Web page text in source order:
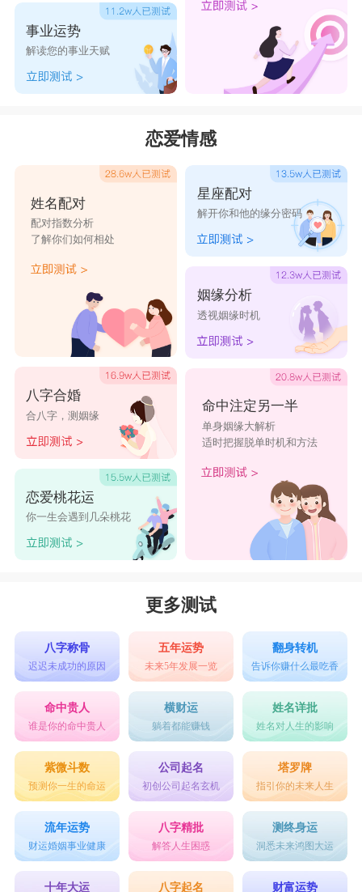
进而束缚水瓶男，引发更大的争吵。
天蝎女和水瓶男谈恋爱，首先都要想清楚自己
相处过程当中虽然两人的差异很大，但是可以通过
培养两人共同的兴趣爱好来增进感情。水瓶男喜欢
探究神秘，所以天蝎女可以试试让自己变得更加神
秘美丽，这样水瓶男就会追着你团团转。天蝎女不
要太过干涉男方，对水瓶男多一点信任，水瓶男虽
然开朗豁达但是也有一定的耐心限度的，多疑猜忌
是很伤感情的。两人在相处过程中需要互相做出让
步，努力做到相互理解，这样才能够维持好这段感
星座乐原创文章，转载需注明出处
事业运势
解读您的事业天赋
恋爱情感
姓名配对
配对指数分析
了解你们如何相处
八字合婚
合八字，测姻缘
恋爱桃花运
你一生会遇到几朵桃花
星座配对
解开你和他的缘分密码
姻缘分析
透视姻缘时机
命中注定另一半
单身姻缘大解析
适时把握脱单时机和方法
更多测试
八字称骨
迟迟未成功的原因
五年运势
未来5年发展一览
翻身转机
告诉你赚什么最吃香
命中贵人
谁是你的命中贵人
横财运
躺着都能赚钱
姓名详批
姓名对人生的影响
紫微斗数
预测你一生的命运
公司起名
初创公司起名玄机
塔罗牌
指引你的未来人生
流年运势
财运婚姻事业健康
八字精批
解答人生困惑
测终身运
洞悉未来鸿图大运
十年大运 八字起名 财富运势